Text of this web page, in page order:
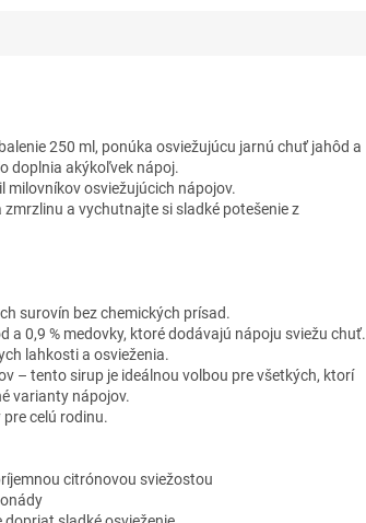
250 ml, ponúka osviežujúcu jarnú chuť jahôd a
doplnia akýkoľvek nápoj.
milovníkov osviežujúcich nápojov.
a vychutnajte si sladké potešenie z
surovín bez chemických prísad.
a 0,9 % medovky, ktoré dodávajú nápoju sviežu chuť.
lahkosti a osvieženia.
– tento sirup je ideálnou volbou pre všetkých, ktorí
varianty nápojov.
celú rodinu.
citrónovou sviežostou